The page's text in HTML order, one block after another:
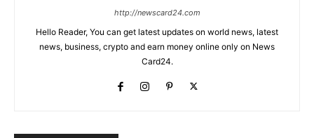
http://newscard24.com
Hello Reader, You can get latest updates on world news, latest
news, business, crypto and earn money online only on News
Card24.